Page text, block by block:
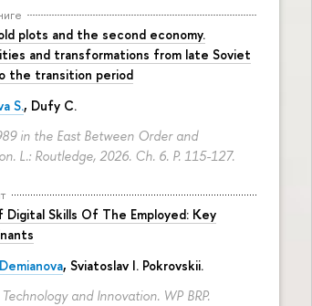
plots and the second economy.
and transformations from late Soviet
the transition period
S., Dufy C.
in the East Between Order and
L.: Routledge, 2026. Ch. 6. P. 115-127.
Digital Skills Of The Employed: Key
, Sviatoslav I. Pokrovskii.
and Innovation. WP BRP.